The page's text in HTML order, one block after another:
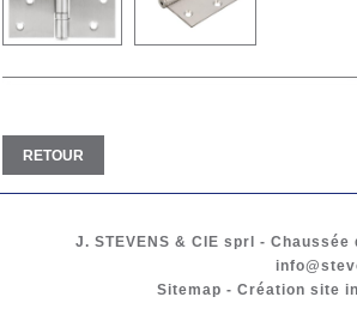
RETOUR
J. STEVENS & CIE sprl - Chaussée
Sitemap - Création site